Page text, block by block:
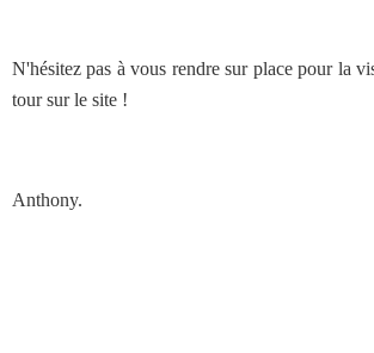
N'hésitez pas à vous rendre sur place pour la
tour sur le site !
Anthony.